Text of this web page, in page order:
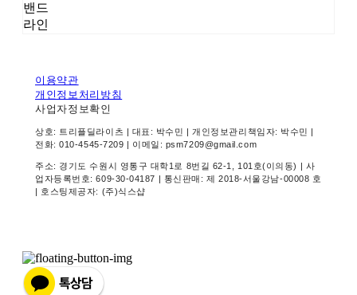
밴드
라인
이용약관
개인정보처리방침
사업자정보확인
상호: 트리플딜라이츠 | 대표: 박수민 | 개인정보관리책임자: 박수민 |
전화: 010-4545-7209 | 이메일: psm7209@gmail.com
주소: 경기도 수원시 영통구 대학1로 8번길 62-1, 101호(이의동) | 사
업자등록번호:609-30-04187 | 통신판매: 제 2018-서울강남-00008 호
| 호스팅제공자: (주)식스샵